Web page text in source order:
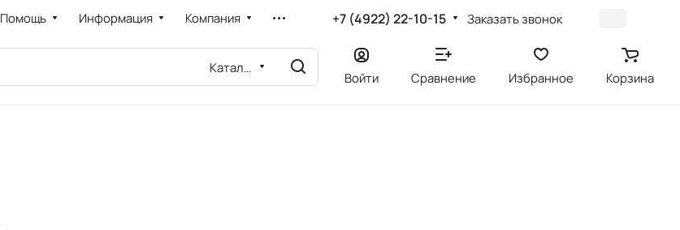
Помощь Информация Компания +7 (4922) 22-10-15 Заказать звонок
Каталог
Войти Сравнение Избранное Корзина